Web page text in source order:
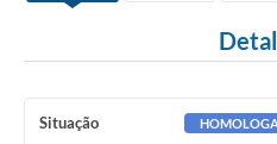
Situação